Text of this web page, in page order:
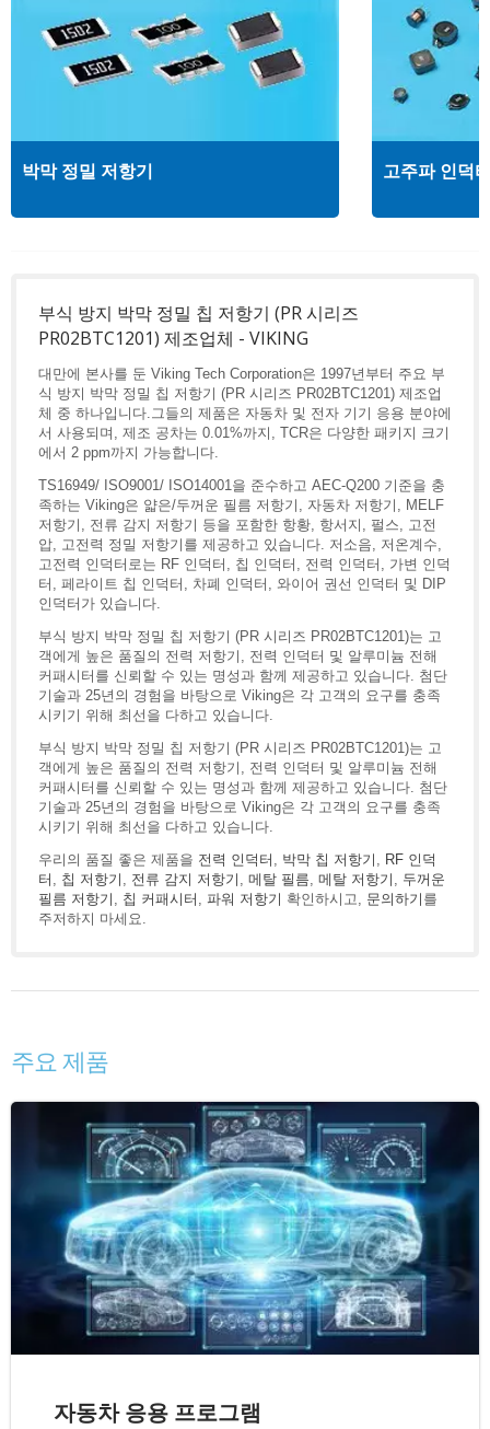
박막 정밀 저항기 고주파 인덕
부식 방지 박막 정밀 칩 저항기 (PR 시리즈
PR02BTC1201) 제조업체 - VIKING
대만에 본사를 둔 Viking Tech Corporation은 1997년부터 주요 부
식 방지 박막 정밀 칩 저항기 (PR 시리즈 PR02BTC1201) 제조업
체 중 하나입니다.그들의 제품은 자동차 및 전자 기기 응용 분야에
서 사용되며, 제조 공차는 0.01%까지, TCR은 다양한 패키지 크기
에서 2 ppm까지 가능합니다.
TS16949/ ISO9001/ ISO14001을 준수하고 AEC-Q200 기준을 충
족하는 Viking은 얇은/두꺼운 필름 저항기, 자동차 저항기, MELF
저항기, 전류 감지 저항기 등을 포함한 항황, 항서지, 펄스, 고전
압, 고전력 정밀 저항기를 제공하고 있습니다. 저소음, 저온계수,
고전력 인덕터로는 RF 인덕터, 칩 인덕터, 전력 인덕터, 가변 인덕
터, 페라이트 칩 인덕터, 차폐 인덕터, 와이어 권선 인덕터 및 DIP
인덕터가 있습니다.
부식 방지 박막 정밀 칩 저항기 (PR 시리즈 PR02BTC1201)는 고
객에게 높은 품질의 전력 저항기, 전력 인덕터 및 알루미늄 전해
커패시터를 신뢰할 수 있는 명성과 함께 제공하고 있습니다. 첨단
기술과 25년의 경험을 바탕으로 Viking은 각 고객의 요구를 충족
시키기 위해 최선을 다하고 있습니다.
부식 방지 박막 정밀 칩 저항기 (PR 시리즈 PR02BTC1201)는 고
객에게 높은 품질의 전력 저항기, 전력 인덕터 및 알루미늄 전해
커패시터를 신뢰할 수 있는 명성과 함께 제공하고 있습니다. 첨단
기술과 25년의 경험을 바탕으로 Viking은 각 고객의 요구를 충족
시키기 위해 최선을 다하고 있습니다.
우리의 품질 좋은 제품을 전력 인덕터 박막 칩 저항기
RF 인덕
터
칩 저항기 전류 감지 저항기 메탈 필름 메탈 저항기
두꺼운
필름 저항기
칩 커패시터 파워 저항기 확인하시고, 문의하기 를
주저하지 마세요.
주요 제품
자동차 응용 프로그램